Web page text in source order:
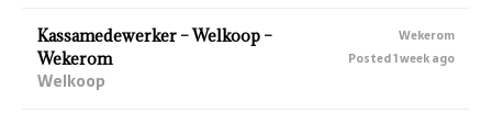
Kassamedewerker – Welkoop –
Wekerom
Welkoop
Wekerom
Posted 1 week ago